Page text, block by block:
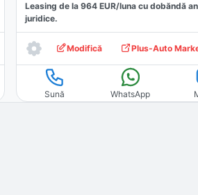
Leasing de la964 EUR/luna cu dobăndă
juridice.
Modifică Plus-Auto
Sună WhatsApp